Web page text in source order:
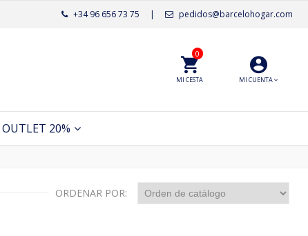
pedidos@barcelohogar.com
|
+34 96 656 73 75
MI CUENTA
MI CESTA
0
OUTLET 20%
ORDENAR POR: